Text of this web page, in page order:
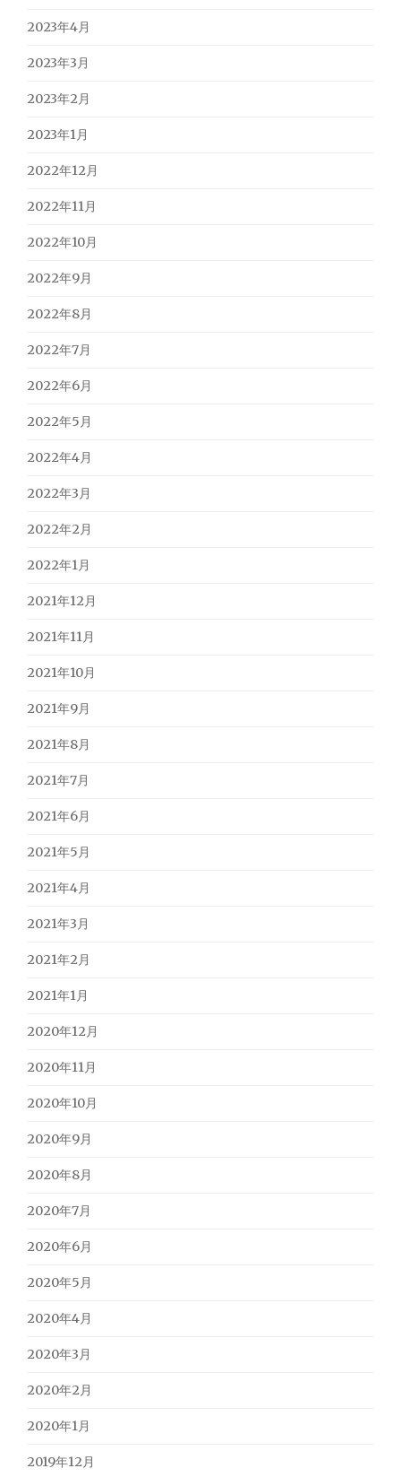
2023年4月
2023年3月
2023年2月
2023年1月
2022年12月
2022年11月
2022年10月
2022年9月
2022年8月
2022年7月
2022年6月
2022年5月
2022年4月
2022年3月
2022年2月
2022年1月
2021年12月
2021年11月
2021年10月
2021年9月
2021年8月
2021年7月
2021年6月
2021年5月
2021年4月
2021年3月
2021年2月
2021年1月
2020年12月
2020年11月
2020年10月
2020年9月
2020年8月
2020年7月
2020年6月
2020年5月
2020年4月
2020年3月
2020年2月
2020年1月
2019年12月